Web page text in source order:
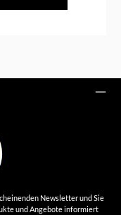
Newsletter und Sie
und Angebote informiert